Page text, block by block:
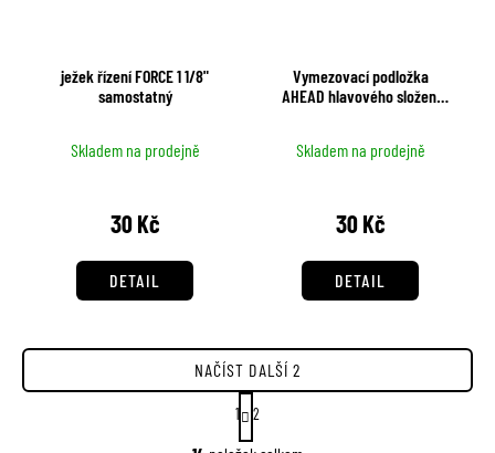
ježek řízení FORCE 1 1/8"
samostatný
Skladem na prodejně
30 Kč
DETAIL
Vymezovací podložka
AHEAD hlavového složení
Skladem na prodejně
30 Kč
DETAIL
O
NAČÍST DALŠÍ 2
S
t
r
1 2